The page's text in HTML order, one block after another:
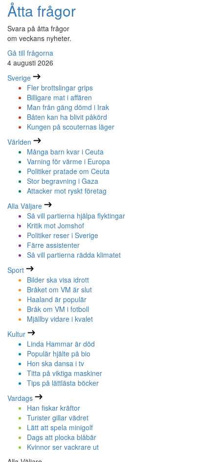
Åtta frågor
Svara på åtta frågor
om veckans nyheter.
Gå till frågorna
4 augusti 2026
Sverige
Fler brottslingar grips
Billigare mat i affären
Man från gäng dömd i Irak
Båten kan ha blivit påkörd
Kungen på scouternas läger
Världen
Många barn kvar i Ceuta
Varning för värme i Europa
Politiker pratade om Ceuta
Stor begravning i Gaza
Attacker mot ryskt företag
Alla Väljare
Så vill partierna hjälpa flyktingar
Kritik mot Jomshof
Politiker reser i Sverige
Färre assistenter
Så vill partierna rädda klimatet
Sport
Bilder ska visa idrott
Bråket om VM är slut
Haaland är populär
Bråk om VM i fotboll
Mjällby vidare i kvalet
Kultur
Linda Hammar är död
Populär hjälte på bio
Hon ska dansa i tv
Titta på viktiga maskiner
Tips på lättlästa böcker
Vardags
Han fiskar kräftor
Turister gillar vädret
Lätt att spela minigolf
Dags att plocka blåbär
Kvinnor ser vackrare ut